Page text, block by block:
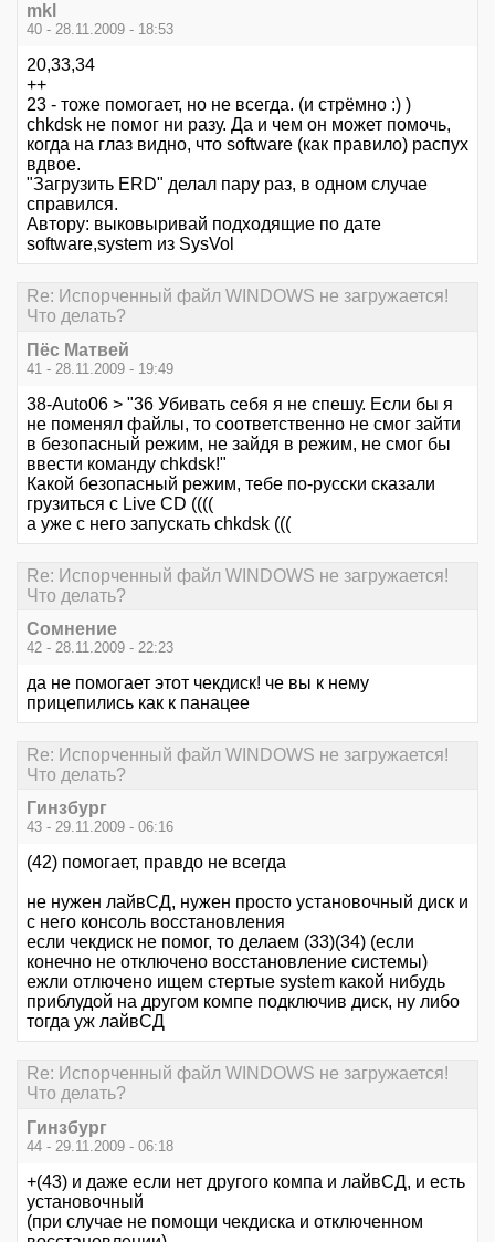
mkl
40 - 28.11.2009 - 18:53
20,33,34
++
23 - тоже помогает, но не всегда. (и стрёмно :) )
chkdsk не помог ни разу. Да и чем он может помочь,
когда на глаз видно, что software (как правило) распух
вдвое.
"Загрузить ERD" делал пару раз, в одном случае
справился.
Автору: выковыривай подходящие по дате
software,system из SysVol
Re: Испорченный файл WINDOWS не загружается!
Что делать?
Пёс Матвей
41 - 28.11.2009 - 19:49
38-Auto06 > "36 Убивать себя я не спешу. Если бы я
не поменял файлы, то соответственно не смог зайти
в безопасный режим, не зайдя в режим, не смог бы
ввести команду chkdsk!"
Какой безопасный режим, тебе по-русски сказали
грузиться с Live CD ((((
а уже с него запускать chkdsk (((
Re: Испорченный файл WINDOWS не загружается!
Что делать?
Сомнение
42 - 28.11.2009 - 22:23
да не помогает этот чекдиск! че вы к нему
прицепились как к панацее
Re: Испорченный файл WINDOWS не загружается!
Что делать?
Гинзбург
43 - 29.11.2009 - 06:16
(42) помогает, правдо не всегда
не нужен лайвСД, нужен просто установочный диск и
с него консоль восстановления
если чекдиск не помог, то делаем (33)(34) (если
конечно не отключено восстановление системы)
ежли отлючено ищем стертые system какой нибудь
приблудой на другом компе подключив диск, ну либо
тогда уж лайвСД
Re: Испорченный файл WINDOWS не загружается!
Что делать?
Гинзбург
44 - 29.11.2009 - 06:18
+(43) и даже если нет другого компа и лайвСД, и есть
установочный
(при случае не помощи чекдиска и отключенном